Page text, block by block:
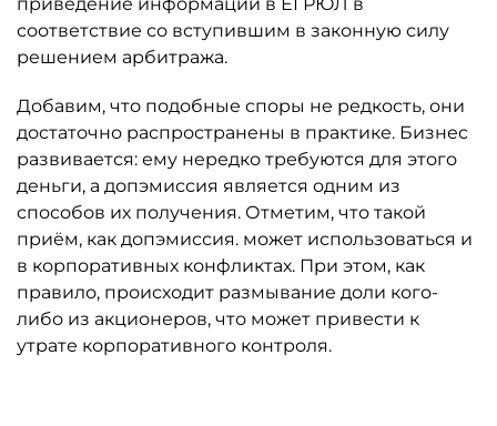
соответствие со вступившим в законную силу
решением арбитража.
Добавим, что подобные споры не редкость, они
достаточно распространены в практике. Бизнес
развивается: ему нередко требуются для этого
деньги, а допэмиссия является одним из
способов их получения. Отметим, что такой
приём, как допэмиссия. может использоваться и
в корпоративных конфликтах. При этом, как
правило, происходит размывание доли кого-
либо из акционеров, что может привести к
утрате корпоративного контроля.